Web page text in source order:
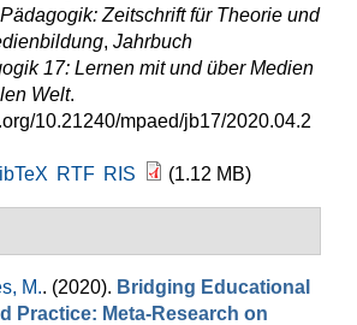
Zeitschrift für Theorie und
, Jahrbuch
17: Lernen mit und über Medien
Welt.
10.21240/mpaed/jb17/2020.04.2
RTF RIS (1.12 MB)
M.. (2020). Bridging Educational
Practice: Meta-Research on